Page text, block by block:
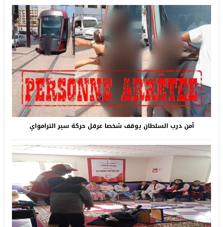
أمن درب السلطان يوقف شخصا عرقل حركة سير الترامواي